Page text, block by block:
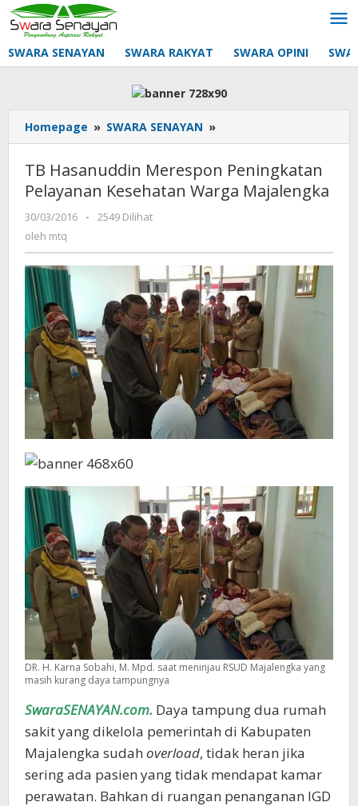
Lewati
ke
konten
SWARA SENAYAN SWARA RAKYAT SWARA OPINI
Homepage » SWARA SENAYAN »
Hasanuddin
Peningkatan
Pelayanan
TB Hasanuddin Merespon Peningkatan
Pelayanan Kesehatan Warga Majalengka
30/03/2016
oleh
-
2549 Dilihat
oleh mtq
DR. H. Karna Sobahi, M. Mpd. saat meninjau RSUD Majalengka yang
masih kurang daya tampungnya
SwaraSENAYAN.com. Daya tampung dua rumah
sakit yang dikelola pemerintah di Kabupaten
Majalengka sudah overload, tidak heran jika
sering ada pasien yang tidak mendapat kamar
perawatan. Bahkan di ruangan penanganan IGD